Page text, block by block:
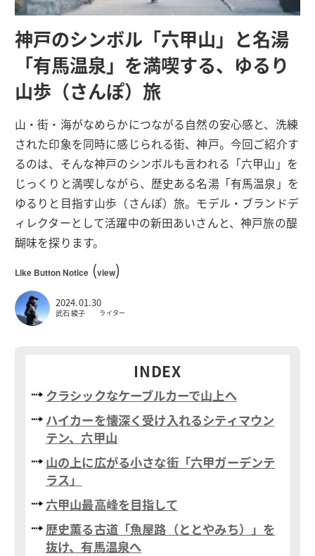
神戸のシンボル「六甲山」と名湯
「有馬温泉」を満喫する、ゆるり
山歩（さんぽ）旅
山・街・海がなめらかにつながる自然の安心感と、洗練
された印象を同時に感じられる街、神戸。今回ご紹介す
るのは、そんな神戸のシンボルも言われる「六甲山」を
じっくりと満喫しながら、歴史ある名湯「有馬温泉」を
ゆるりと目指す山歩（さんぽ）旅。モデル・ブランドデ
ィレクターとして活躍中の新田あいさんと、神戸旅の醍
醐味を探ります。
Like Button Notice(view)
2024.01.30
武石 綾子 ライター
INDEX
クラシックなケーブルカーで山上へ
ハイカーを懐深く受け入れるシティマウン
テン、六甲山
山の上に広がる小さな街「六甲ガーデンテ
ラス」
六甲山最高峰を目指して
歴史薫る古道「魚屋路（ととやみち）」を
抜け、有馬温泉へ